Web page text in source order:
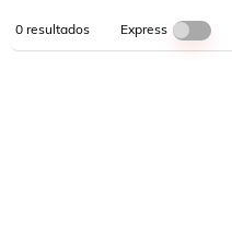
0resultados Express